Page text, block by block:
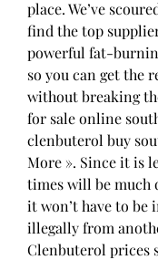
place. We’ve
find the top
powerful fat-
so you can get the
without breaking
for sale online
clenbuterol buy
More ». Since it is
times will be much
it won’t have to be
illegally from
Clenbuterol prices